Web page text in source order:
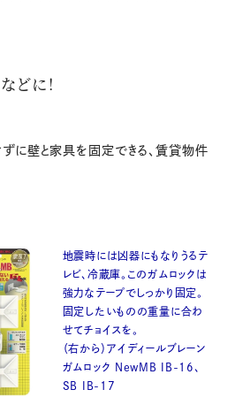
どに！
に壁と家具を固定できる、賃貸物件
地震時には凶器にもなりうるテ
レビ、冷蔵庫。このガムロックは
強力なテープでしっかり固定。
固定したいものの重量に合わ
せてチョイスを。
（右から）アイディールブレーン
ガムロック NewMB IB-16、
SB IB-17